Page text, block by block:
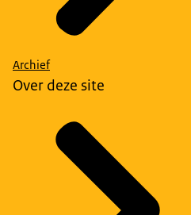
Archief
Over deze site